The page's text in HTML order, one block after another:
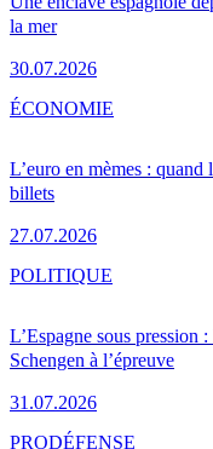
la mer
30.07.2026
L’euro en mèmes :
billets
27.07.2026
ÉCONOMIE
L’Espagne sous pression
Schengen à l’épreuve
31.07.2026
POLITIQUE
PRODÉFENSE